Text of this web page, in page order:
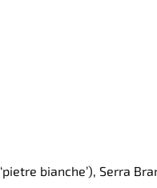
bianche’), Serra